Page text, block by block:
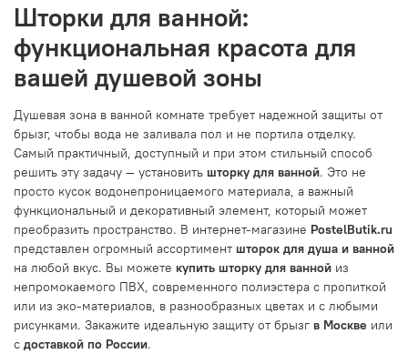
Шторки для ванной:
функциональная красота для
вашей душевой зоны
Душевая зона в ванной комнате требует надежной защиты от
брызг, чтобы вода не заливала пол и не портила отделку.
Самый практичный, доступный и при этом стильный способ
решить эту задачу — установить шторку для ванной. Это не
просто кусок водонепроницаемого материала, а важный
функциональный и декоративный элемент, который может
преобразить пространство. В интернет-магазине PostelButik.ru
представлен огромный ассортимент шторок для душа и ванной
на любой вкус. Вы можете купить шторку для ванной из
непромокаемого ПВХ, современного полиэстера с пропиткой
или из эко-материалов, в разнообразных цветах и с любыми
рисунками. Закажите идеальную защиту от брызг в Москве или
с доставкой по России.